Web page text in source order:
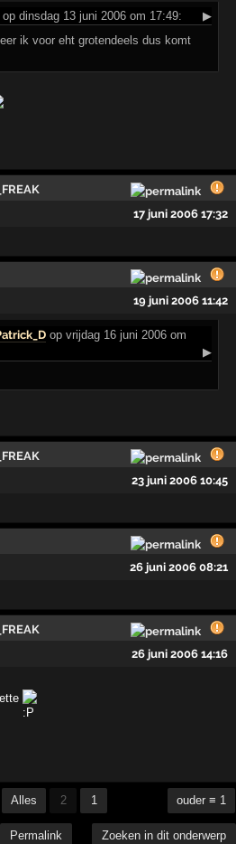
op dinsdag 13 juni 2006 om 17:49:
▶
ik voor eht grotendeels dus komt
17 juni 2006 17:32
19 juni 2006 11:42
op vrijdag 16 juni 2006 om
▶
23 juni 2006 10:45
26 juni 2006 08:21
26 juni 2006 14:16
Alles 2 1 ouder ≡ 1
Permalink Zoeken in dit onderwerp